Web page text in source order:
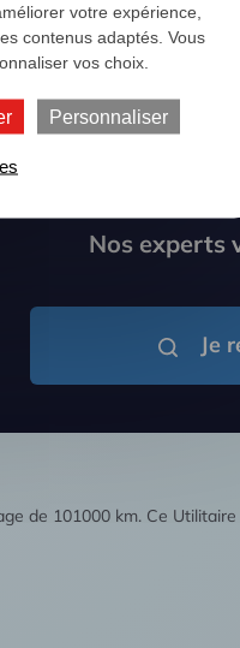
Vous ne
Nos experts
Je
de 101000 km. Ce
votre expérience,
contenus adaptés. Vous
vos choix.
Personnaliser